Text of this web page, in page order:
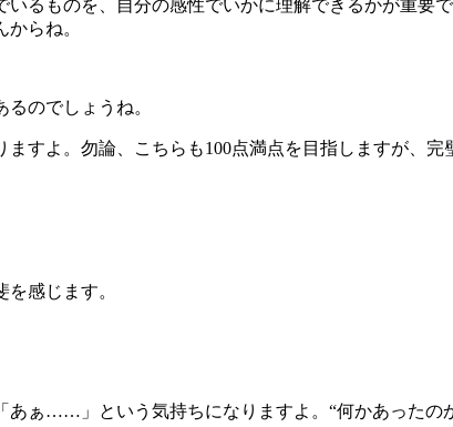
るものを、自分の感性でいかに理解できるかが重要
らね。
のでしょうね。
すよ。勿論、こちらも100点満点を目指しますが、完
感じます。
ぁ……」という気持ちになりますよ。“何かあったの